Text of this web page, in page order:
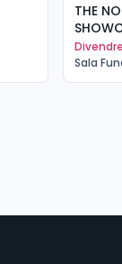
THE
Sala